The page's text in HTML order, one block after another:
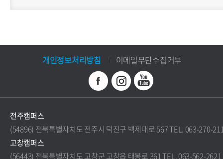
개인정보처리방침 이메일무단수집거부
전주캠퍼스
(54896) 전북특별자치도 전주시 덕진구 백제대로 567 TEL. 063-270-
고창캠퍼스
(56443) 전북특별자치도 고창군 고창읍 태봉로 361 TEL. 063-562-2621